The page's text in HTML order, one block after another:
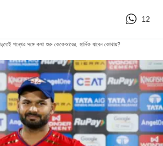
12
পন্থের সঙ্গে কথা শুরু কেকেআরের, হার্দিক যাবেন কোথায়?